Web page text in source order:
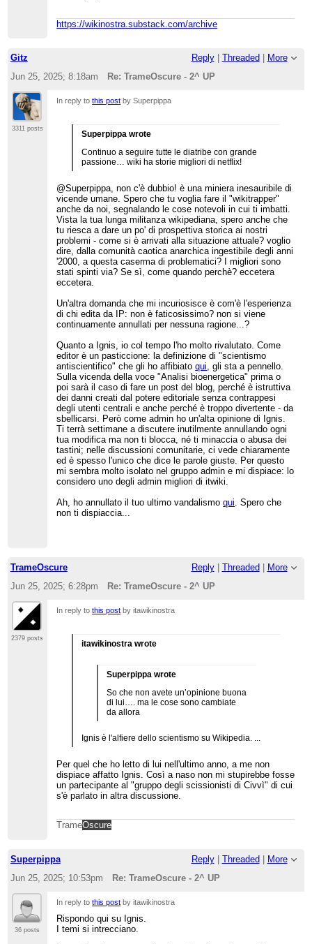
https://wikinostra.substack.com/archive
Gitz Reply| Threaded
More
Jun 25, 2025; 8:18am
Re: TrameOscure - 2^ UP
3311 posts
In reply tothis post by Superpippa
Superpippa wrote
Continuo a seguire tutte le diatribe con grande
passione… wiki ha storie migliori di netflix!
@Superpippa, non c'è dubbio! è una miniera inesauribile di
vicende umane. Spero che tu voglia fare il "wikitrapper"
anche da noi, segnalando le cose notevoli in cui ti imbatti.
Vista la tua lunga militanza wikipediana, spero anche che
tu riesca a dare un po' di prospettiva storica ai nostri
problemi - come si è arrivati alla situazione attuale? voglio
dire, dalla comunità caotica anarchica ingestibile degli anni
'2000, a questa caserma di problematici? I migliori sono
stati spinti via? Se sì, come quando perchè? eccetera
eccetera.
Un'altra domanda che mi incuriosisce è com'è l'esperienza
di chi edita da IP: non è faticosissimo? non si viene
continuamente annullati per nessuna ragione...?
Quanto a Ignis, io col tempo l'ho molto rivalutato. Come
editor è un pasticcione: la definizione di "scientismo
antiscientifico" che gli ho affibiatoqui , gli sta a pennello.
Sulla vicenda della voce "Analisi bioenergetica" prima o
poi sarà il caso di fare un post del blog, perché è istruttiva
dei danni creati dal potere editoriale senza contrappesi
degli utenti centrali e anche perché è troppo divertente - da
sbellicarsi. Però come admin ho un'alta opinione di Ignis.
Ti terrà settimane a discutere inutilmente annullando ogni
tua modifica ma non ti blocca, né ti minaccia o abusa dei
tastini; nelle discussioni comunitarie, ci vede chiaramente
ed è spesso l'unico che dice le parole giuste. Per questo
mi sembra molto isolato nel gruppo admin e mi dispiace: lo
considero uno degli admin migliori di itwiki.
Ah, ho annullato il tuo ultimo vandalismoqui . Spero che
non ti dispiaccia...
TrameOscure Reply| Threaded
More
Jun 25, 2025; 6:28pm
Re: TrameOscure - 2^ UP
2379 posts
In reply tothis post by itawikinostra
itawikinostra wrote
Superpippa wrote
So che non avete un’opinione buona
di lui…. ma le cose sono cambiate
da allora
Ignis è l'alfiere dello scientismo su Wikipedia. ...
Per quel che ho letto di lui nell'ultimo anno, a me non
dispiace affatto Ignis. Così a naso non mi stupirebbe fosse
un partecipante al "gruppo degli scissionisti di Civvì" di cui
s'è parlato in altra discussione.
TrameOscure
Superpippa Reply| Threaded
More
Jun 25, 2025; 10:53pm
Re: TrameOscure - 2^ UP
36 posts
In reply tothis post by itawikinostra
Rispondo qui su Ignis.
I temi si intrecciano.